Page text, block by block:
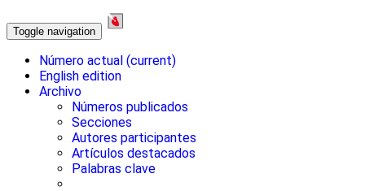
Toggle navigation
Número actual (current)
English edition
Archivo
Números publicados
Secciones
Autores participantes
Artículos destacados
Palabras clave